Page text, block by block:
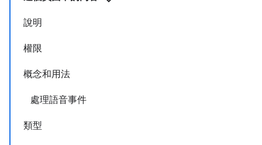
說明
權限
概念和用法
處理語音事件
類型